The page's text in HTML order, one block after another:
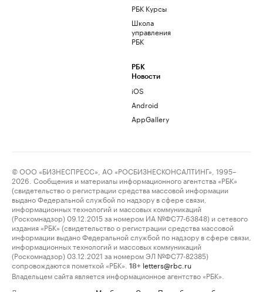
РБК Курсы
Школа
управления
РБК
РБК
Новости
iOS
Android
AppGallery
© ООО «БИЗНЕСПРЕСС», АО «РОСБИЗНЕСКОНСАЛТИНГ», 1995–
2026. Сообщения и материалы информационного агентства «РБК»
(свидетельство о регистрации средства массовой информации
выдано Федеральной службой по надзору в сфере связи,
информационных технологий и массовых коммуникаций
(Роскомнадзор) 09.12.2015 за номером ИА №ФС77-63848) и сетевого
издания «РБК» (свидетельство о регистрации средства массовой
информации выдано Федеральной службой по надзору в сфере связи,
информационных технологий и массовых коммуникаций
(Роскомнадзор) 03.12.2021 за номером ЭЛ №ФС77-82385)
сопровождаются пометкой «РБК».
18+ letters@rbc.ru
Владельцем сайта является информационное агентство «РБК».